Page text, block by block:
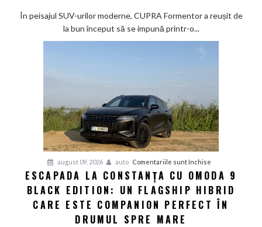
eTSI
ADN-
ul
de
hot-
hatch
sustenabilitatea
viitorului
În peisajul SUV-urilor moderne, CUPRA Formentor a reușit de
la bun început să se impună printr-o...
august 09, 2026 auto Comentariile sunt închise
Escapada
la
Constanța
ESCAPADA LA CONSTANȚA CU OMODA 9
BLACK EDITION: UN FLAGSHIP HIBRID
CARE ESTE COMPANION PERFECT ÎN
DRUMUL SPRE MARE